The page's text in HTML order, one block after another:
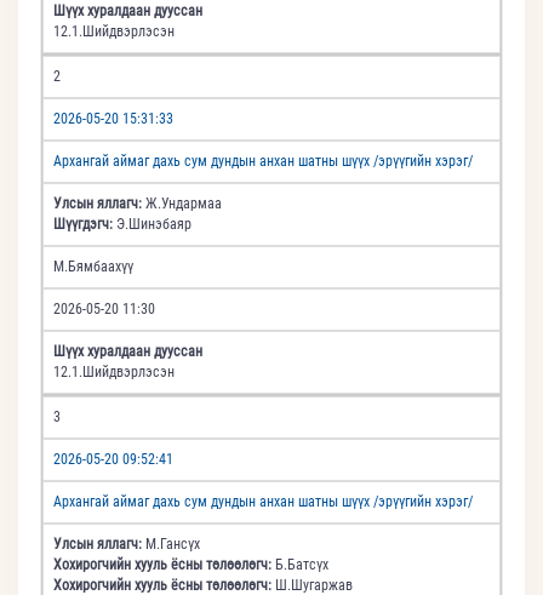
Шүүх хуралдаан дууссан
12.1.Шийдвэрлэсэн
2
2026-05-20 15:31:33
Архангай аймаг дахь сум дундын анхан шатны шүүх /эрүүгийн хэрэг/
Улсын яллагч: Ж.Ундармаа
Шүүгдэгч: Э.Шинэбаяр
М.Бямбаахүү
2026-05-20 11:30
Шүүх хуралдаан дууссан
12.1.Шийдвэрлэсэн
3
2026-05-20 09:52:41
Архангай аймаг дахь сум дундын анхан шатны шүүх /эрүүгийн хэрэг/
Улсын яллагч: М.Гансүх
Хохирогчийн хууль ёсны төлөөлөгч: Б.Батсүх
Хохирогчийн хууль ёсны төлөөлөгч: Ш.Шугаржав